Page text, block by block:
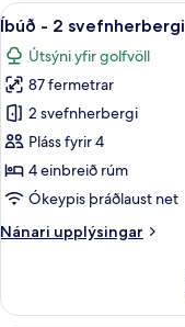
svefnherbergi
Skoða
allar
myndir
fyrir
Íbúð
-
2
svefnherbergi
9
Íbúð - 2 svefnherbergi
Útsýni yfir golfvöll
87 fermetrar
2 svefnherbergi
Pláss fyrir 4
4 einbreið rúm
Ókeypis þráðlaust net
Nánari upplýsingar
Nánari
-